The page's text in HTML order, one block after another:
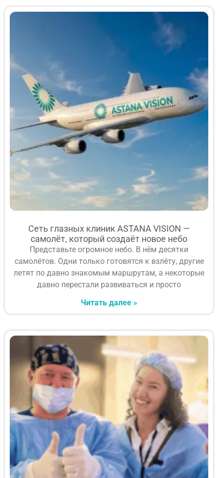
Сеть глазных клиник ASTANA VISION —
самолёт, который создаёт новое небо
Представьте огромное небо. В нём десятки
самолётов. Одни только готовятся к взлёту, другие
летят по давно знакомым маршрутам, а некоторые
давно перестали развиваться и просто
Читать далее »